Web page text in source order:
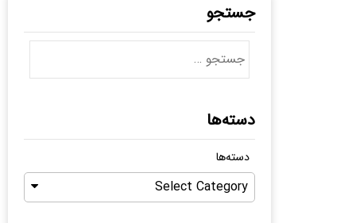
جستجو
دسته‌ها
دسته‌ها
Select Category